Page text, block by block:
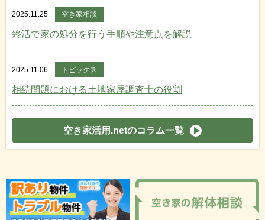
2025.11.25 空き家相談
終活で家の処分を行う手順や注意点を解説
2025.11.06 トピックス
相続問題における土地家屋調査士の役割
空き家活用.netのコラム一覧